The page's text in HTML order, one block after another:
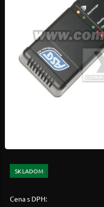
SKLADOM
Cena s DPH: